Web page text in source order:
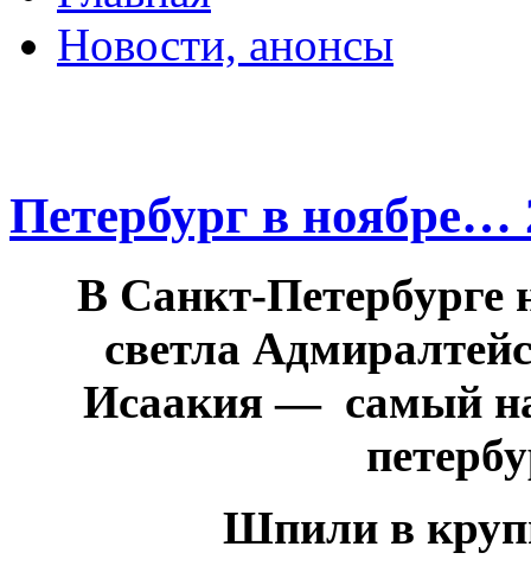
Новости, анонсы
Петербург в ноябре…
В Санкт-Петербурге
светла
Исаакия — самый
Шпили в